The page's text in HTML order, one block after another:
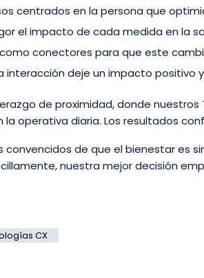
centrados en la persona que
el impacto de cada medida en la
conectores para que este
interacción deje un impacto positivo
de proximidad, donde
operativa diaria. Los resultados
convencidos de que el bienestar es
nuestra mejor decisión
CX